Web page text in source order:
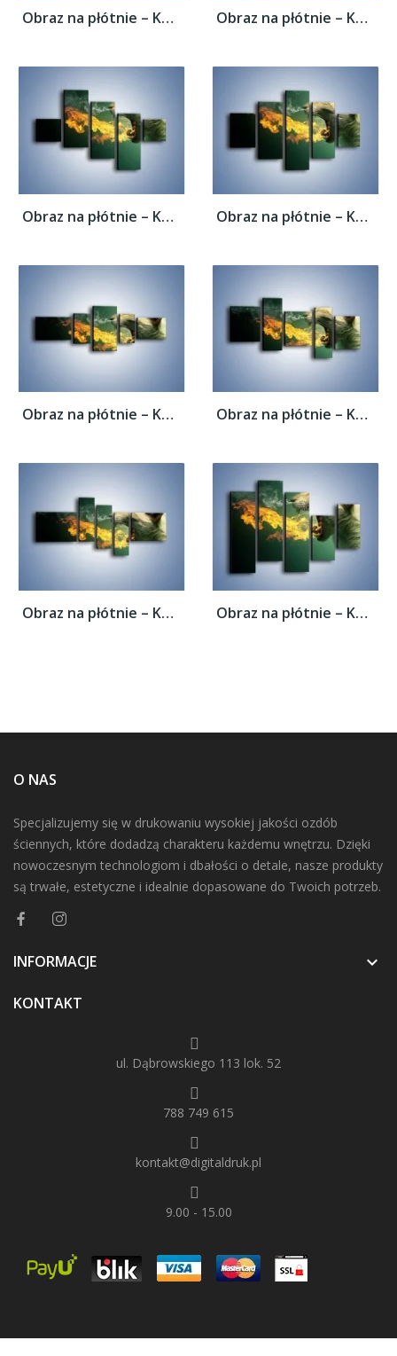
Obraz na płótnie – Kot z gorącym oddechem... Obraz na płótnie – Kot z gorącym oddechem...
Obraz na płótnie – Kot z gorącym oddechem... Obraz na płótnie – Kot z gorącym oddechem...
Obraz na płótnie – Kot z gorącym oddechem... Obraz na płótnie – Kot z gorącym oddechem...
Obraz na płótnie – Kot z gorącym oddechem... Obraz na płótnie – Kot z gorącym oddechem...
O NAS
Specjalizujemy się w drukowaniu wysokiej jakości ozdób
ściennych, które dodadzą charakteru każdemu wnętrzu. Dzięki
nowoczesnym technologiom i dbałości o detale, nasze produkty
są trwałe, estetyczne i idealnie dopasowane do Twoich potrzeb.
INFORMACJE 
KONTAKT
ul. Dąbrowskiego 113 lok. 52
788 749 615
kontakt@digitaldruk.pl
9.00 - 15.00